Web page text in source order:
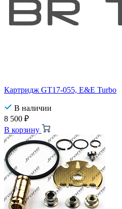
Картридж GT17-055, E&E Turbo
В наличии
8 500 ₽
В корзину